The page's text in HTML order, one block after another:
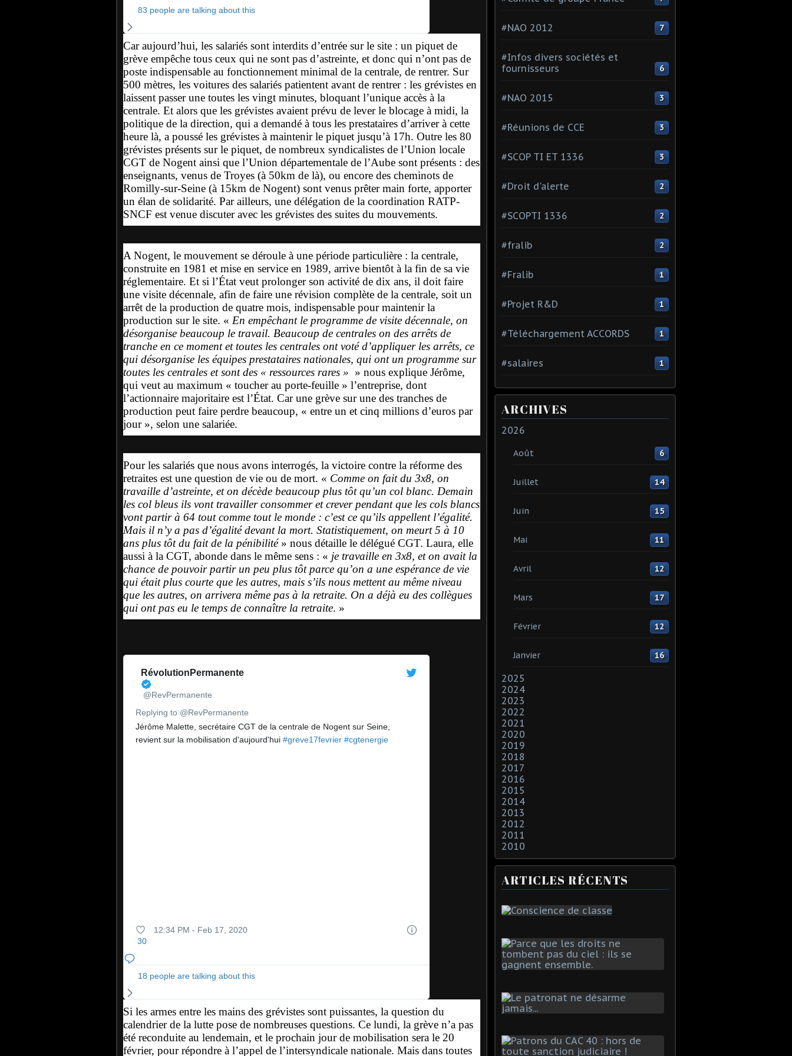
r
A
d
s
i
n
f
o
a
d
p
r
i
v
a
y
83 people are talking about this
Car aujourd’hui, les salariés sont interdits d’entrée sur le site : un piquet de
grève empêche tous ceux qui ne sont pas d’astreinte, et donc qui n’ont pas de
poste indispensable au fonctionnement minimal de la centrale, de rentrer. Sur
500 mètres, les voitures des salariés patientent avant de rentrer : les grévistes en
laissent passer une toutes les vingt minutes, bloquant l’unique accès à la
centrale. Et alors que les grévistes avaient prévu de lever le blocage à midi, la
politique de la direction, qui a demandé à tous les prestataires d’arriver à cette
heure là, a poussé les grévistes à maintenir le piquet jusqu’à 17h. Outre les 80
grévistes présents sur le piquet, de nombreux syndicalistes de l’Union locale
CGT de Nogent ainsi que l’Union départementale de l’Aube sont présents : des
enseignants, venus de Troyes (à 50km de là), ou encore des cheminots de
Romilly-sur-Seine (à 15km de Nogent) sont venus prêter main forte, apporter
un élan de solidarité. Par ailleurs, une délégation de la coordination RATP-
SNCF est venue discuter avec les grévistes des suites du mouvements.
A Nogent, le mouvement se déroule à une période particulière : la centrale,
construite en 1981 et mise en service en 1989, arrive bientôt à la fin de sa vie
réglementaire. Et si l’État veut prolonger son activité de dix ans, il doit faire
une visite décennale, afin de faire une révision complète de la centrale, soit un
arrêt de la production de quatre mois, indispensable pour maintenir la
production sur le site. « En empêchant le programme de visite décennale, on
désorganise beaucoup le travail. Beaucoup de centrales on des arrêts de
tranche en ce moment et toutes les centrales ont voté d’appliquer les arrêts, ce
qui désorganise les équipes prestataires nationales, qui ont un programme sur
toutes les centrales et sont des « ressources rares » » nous explique Jérôme,
qui veut au maximum « toucher au porte-feuille » l’entreprise, dont
l’actionnaire majoritaire est l’État. Car une grève sur une des tranches de
production peut faire perdre beaucoup, « entre un et cinq millions d’euros par
jour », selon une salariée.
Pour les salariés que nous avons interrogés, la victoire contre la réforme des
retraites est une question de vie ou de mort. « Comme on fait du 3x8, on
travaille d’astreinte, et on décède beaucoup plus tôt qu’un col blanc. Demain
les col bleus ils vont travailler consommer et crever pendant que les cols blancs
vont partir à 64 tout comme tout le monde : c’est ce qu’ils appellent l’égalité.
Mais il n’y a pas d’égalité devant la mort. Statistiquement, on meurt 5 à 10
ans plus tôt du fait de la pénibilité» nous détaille le délégué CGT. Laura, elle
aussi à la CGT, abonde dans le même sens : « je travaille en 3x8, et on avait la
chance de pouvoir partir un peu plus tôt parce qu’on a une espérance de vie
qui était plus courte que les autres, mais s’ils nous mettent au même niveau
que les autres, on arrivera même pas à la retraite. On a déjà eu des collègues
qui ont pas eu le temps de connaître la retraite. »
RévolutionPermanente
✔
@RevPermanente
Replying to @RevPermanente
Jérôme Malette, secrétaire CGT de la centrale de Nogent sur Seine,
revient sur la mobilisation d'aujourd'hui #greve17fevrier #cgtenergie
30
12:34 PM - Feb 17, 2020
T
t
r
A
s
i
n
18 people are talking about this
Si les armes entre les mains des grévistes sont puissantes, la question du
calendrier de la lutte pose de nombreuses questions. Ce lundi, la grève n’a pas
été reconduite au lendemain, et le prochain jour de mobilisation sera le 20
février, pour répondre à l’appel de l’intersyndicale nationale. Mais dans toutes
#NAO 2012 7
#Infos divers sociétés et
fournisseurs
6
#NAO 2015 3
#Réunions de CCE 3
#SCOP TI ET 1336 3
#Droit d'alerte 2
#SCOPTI 1336 2
#fralib 2
#Fralib 1
#Projet R&D 1
#Téléchargement ACCORDS 1
#salaires 1
ARCHIVES
2026
Août 6
Juillet 14
Juin 15
Mai 11
Avril 12
Mars 17
Février 12
Janvier 16
2025
2024
2023
2022
2021
2020
2019
2018
2017
2016
2015
2014
2013
2012
2011
2010
ARTICLES RÉCENTS